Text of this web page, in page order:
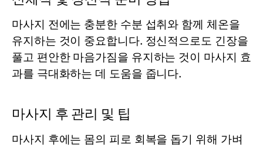
마사지 전에는 충분한 수분 섭취와 함께 체온을
유지하는 것이 중요합니다. 정신적으로도 긴장을
풀고 편안한 마음가짐을 유지하는 것이 마사지 효
과를 극대화하는 데 도움을 줍니다.
마사지 후 관리 및 팁
마사지 후에는 몸의 피로 회복을 돕기 위해 가벼